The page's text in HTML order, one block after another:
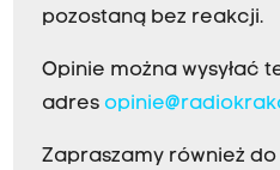
pozostaną bez reakcji.
Opinie można wysyłać
adres
Zapraszamy również